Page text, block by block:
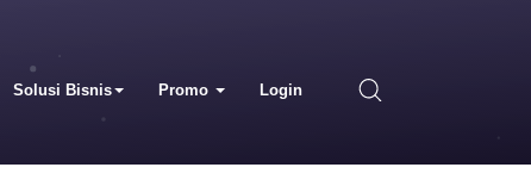
Solusi Bisnis Promo Login